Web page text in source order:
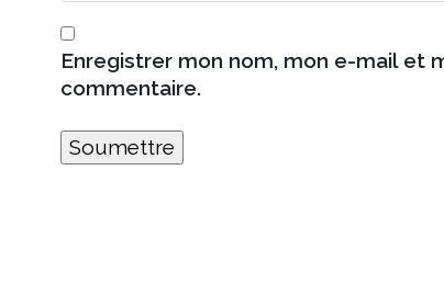
Enregistrer mon nom, mon e-mail et
commentaire.